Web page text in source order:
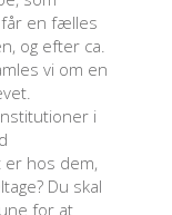
får en fælles
og efter ca.
vi om en
i
er hos dem,
Du skal
for at